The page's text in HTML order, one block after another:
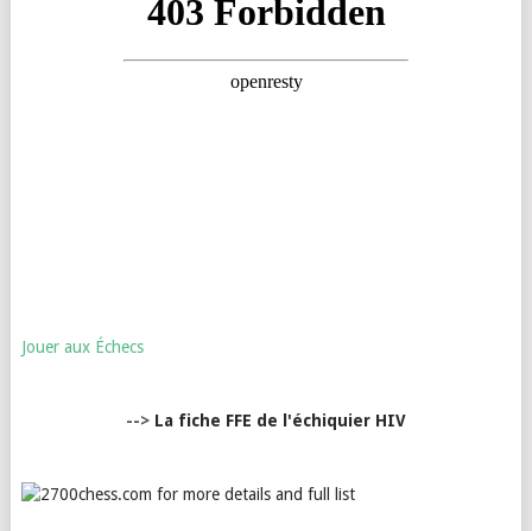
Jouer aux Échecs
--> La fiche FFE de l'échiquier HIV